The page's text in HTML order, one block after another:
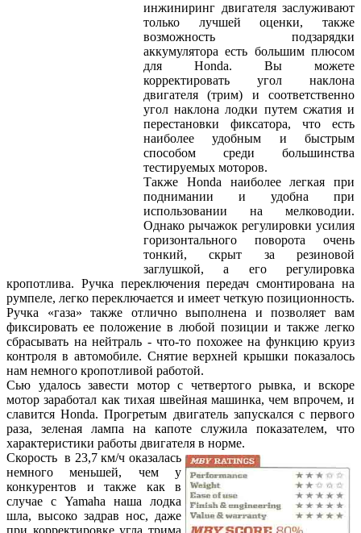
инжиниринг двигателя заслуживают
только лучшей оценки, также
возможность подзарядки
аккумулятора есть большим плюсом
для Honda. Вы можете
корректировать угол наклона
двигателя (трим) и соответственно
угол наклона лодки путем сжатия и
перестановки фиксатора, что есть
наиболее удобным и быстрым
способом среди большинства
тестируемых моторов.
Также Honda наиболее легкая при
поднимании и удобна при
использовании на мелководии.
Однако рычажок регулировки усилия
горизонтального поворота очень
тонкий, скрыт за резиновой
заглушкой, а его регулировка
кропотлива. Ручка переключения передач смонтирована на
румпеле, легко переключается и имеет четкую позиционность.
Ручка «газа» также отлично выполнена и позволяет вам
фиксировать ее положение в любой позиции и также легко
сбрасывать на нейтраль - что-то похожее на функцию круиз
контроля в автомобиле. Снятие верхней крышки показалось
нам немного кропотливой работой.
Сью удалось завести мотор с четвертого рывка, и вскоре
мотор заработал как тихая швейная машинка, чем впрочем, и
славится Honda. Прогретым двигатель запускался с первого
раза, зеленая лампа на капоте служила показателем, что
характеристики работы двигателя в норме.
Скорость в 23,7 км/ч оказалась
немного меньшей, чем у
конкурентов и также как в
случае с Yamaha наша лодка
шла, высоко задрав нос, даже
при корректировке угла трима